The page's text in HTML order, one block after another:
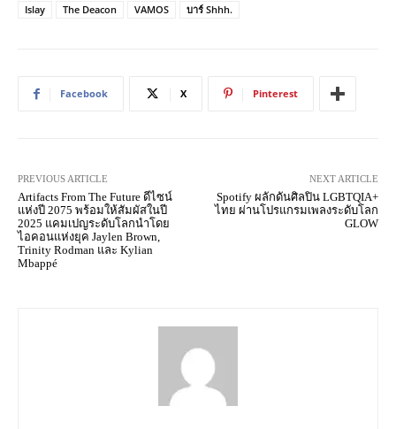
Islay
The Deacon VAMOS บาร์ Shhh.
Facebook X Pinterest
PREVIOUS ARTICLE
Artifacts From The Future ดีไซน์
แห่งปี 2075 พร้อมให้สัมผัสในปี
2025 แคมเปญระดับโลกนำโดย
ไอคอนแห่งยุค Jaylen Brown,
Trinity Rodman และ Kylian
Mbappé
NEXT ARTICLE
Spotify ผลักดันศิลปิน LGBTQIA+
ไทย ผ่านโปรแกรมเพลงระดับโลก
GLOW